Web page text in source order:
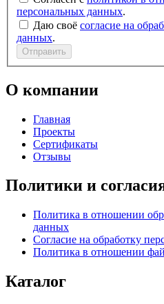
персональных данных.
Даю своё согласие на
данных.
Отправить
О компании
Главная
Проекты
Сертификаты
Отзывы
Политики и
Политика в отношении
данных
Согласие на обработку
Политика в отношении
Каталог